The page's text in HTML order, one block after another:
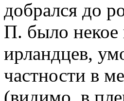
добрался до
П. было некое
ирландцев,
частности в